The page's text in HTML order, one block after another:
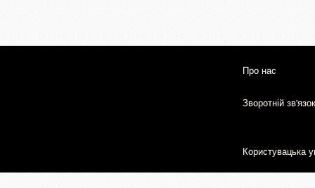
Про нас
Зворотній зв'язок
Користувацька